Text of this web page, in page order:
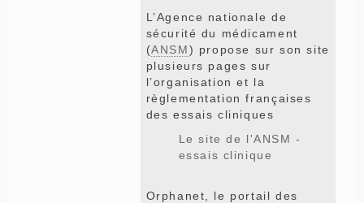
L’Agence nationale de
sécurité du médicament
(ANSM) propose sur son site
plusieurs pages sur
l’organisation et la
règlementation françaises
des essais cliniques
Le site de l'ANSM -
essais clinique
Orphanet, le portail des